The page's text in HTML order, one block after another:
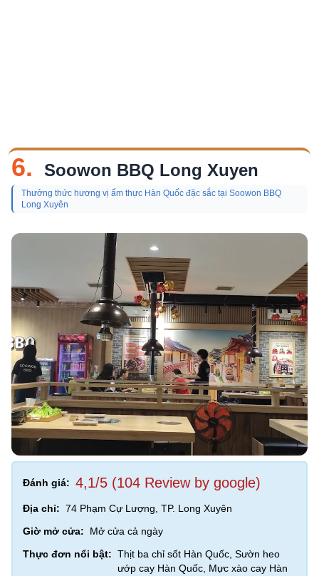
6. Soowon BBQ Long Xuyen
Thưởng thức hương vị ẩm thực Hàn Quốc đặc sắc tại Soowon BBQ
Long Xuyên
Đánh giá: 4,1/5 (104 Review by google)
Địa chỉ: 74 Phạm Cự Lượng, TP. Long Xuyên
Giờ mở cửa:
Mở cửa cả ngày
Thực đơn nổi bật: Thịt ba chỉ sốt Hàn Quốc, Sườn heo
ướp cay Hàn Quốc, Mực xào cay Hàn